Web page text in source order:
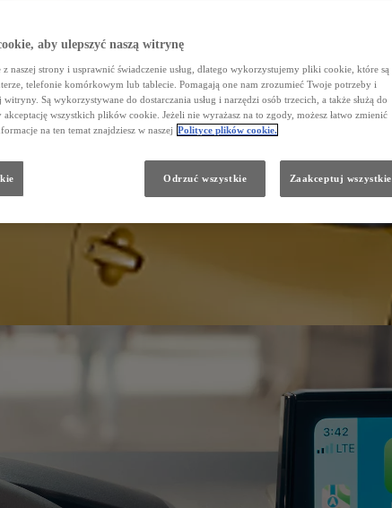
aby ulepszyć naszą witrynę
z naszej strony i usprawnić świadczenie usług, dlatego wykorzystujemy pliki cookie, które są
telefonie komórkowym lub tablecie. Pomagają one nam zrozumieć Twoje potrzeby i
Są wykorzystywane do dostarczania usług i narzędzi osób trzecich, a także służą do
wszystkich plików cookie. Jeżeli nie wyrażasz na to zgody, możesz łatwo zmienić
na ten temat znajdziesz w naszej Polityce plików cookie.
Odrzuć wszystkie Zaakceptuj wszystkie